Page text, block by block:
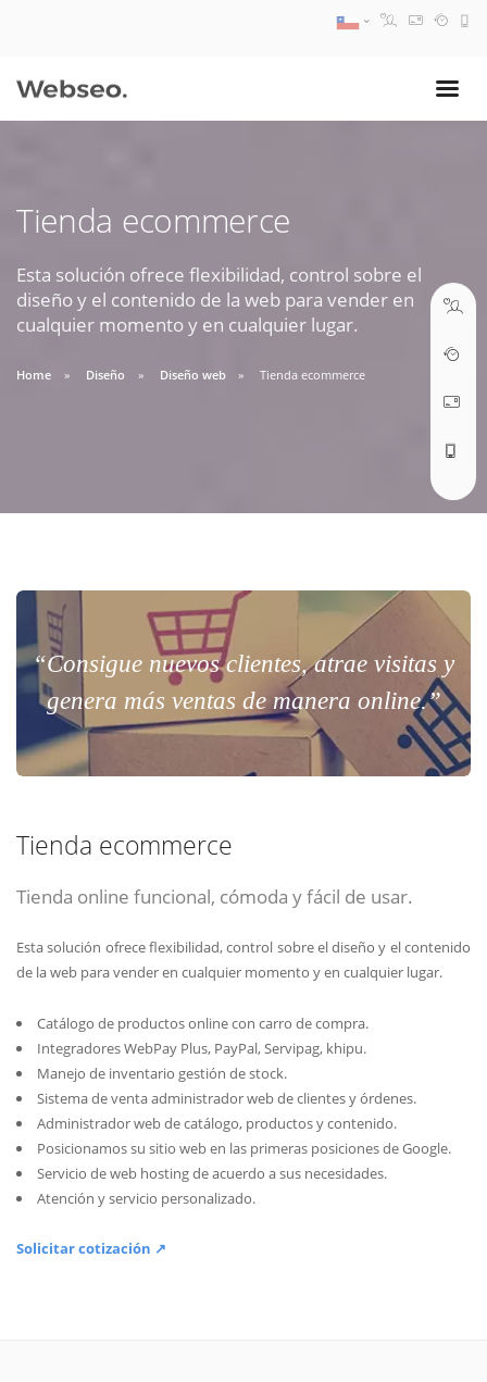
Tienda ecommerce
Esta solución ofrece flexibilidad, control sobre el
diseño y el contenido de la web para vender en
cualquier momento y en cualquier lugar.
Home Diseño Diseño web Tienda ecommerce
“Consigue nuevos clientes, atrae visitas y
genera más ventas de manera online.”
Tienda ecommerce
Tienda online funcional, cómoda y fácil de usar.
Esta solución ofrece flexibilidad, control sobre el diseño y el contenido
de la web para vender en cualquier momento y en cualquier lugar.
Catálogo de productos online con carro de compra.
Integradores WebPay Plus, PayPal, Servipag, khipu.
Manejo de inventario gestión de stock.
Sistema de venta administrador web de clientes y órdenes.
Administrador web de catálogo, productos y contenido.
Posicionamos su sitio web en las primeras posiciones de Google.
Servicio de web hosting de acuerdo a sus necesidades.
Atención y servicio personalizado.
Solicitar cotización ↗
09:30 AM A 18:30 PM
soporte@webseo.cl
ABRIR TICKET